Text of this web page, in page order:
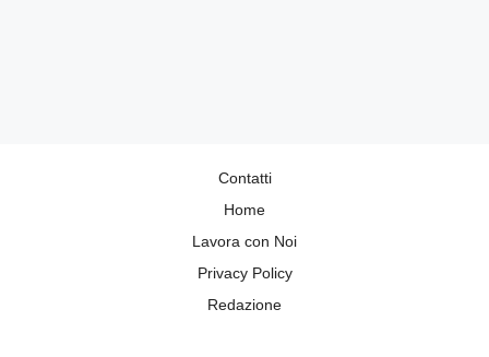
Contatti
Home
Lavora con Noi
Privacy Policy
Redazione